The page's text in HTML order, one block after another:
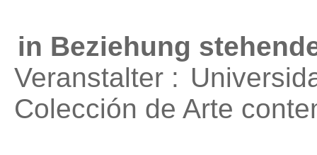
in Beziehung
Veranstalter :
Colección de Arte